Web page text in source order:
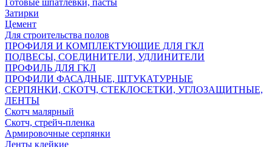
Готовые шпатлёвки, пасты
Затирки
Цемент
Для строительства полов
ПРОФИЛЯ И КОМПЛЕКТУЮЩИЕ ДЛЯ ГКЛ
ПОДВЕСЫ, СОЕДИНИТЕЛИ, УДЛИНИТЕЛИ
ПРОФИЛЬ ДЛЯ ГКЛ
ПРОФИЛИ ФАСАДНЫЕ, ШТУКАТУРНЫЕ
СЕРПЯНКИ, СКОТЧ, СТЕКЛОСЕТКИ, УГЛОЗАЩИТНЫЕ,
ЛЕНТЫ
Скотч малярный
Скотч, стрейч-пленка
Армировочные серпянки
Ленты клейкие